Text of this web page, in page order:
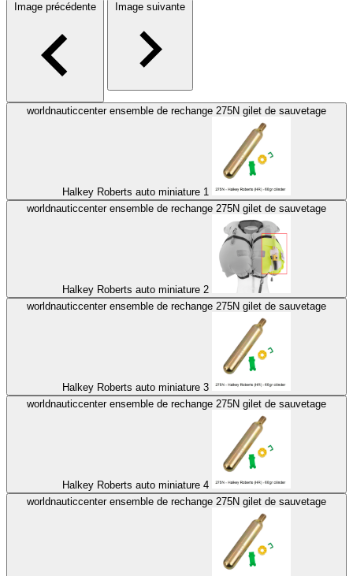
Image précédente Image suivante
worldnauticcenter ensemble de rechange 275N gilet de sauvetage
Halkey Roberts auto miniature 1
worldnauticcenter ensemble de rechange 275N gilet de sauvetage
Halkey Roberts auto miniature 2
worldnauticcenter ensemble de rechange 275N gilet de sauvetage
Halkey Roberts auto miniature 3
worldnauticcenter ensemble de rechange 275N gilet de sauvetage
Halkey Roberts auto miniature 4
worldnauticcenter ensemble de rechange 275N gilet de sauvetage